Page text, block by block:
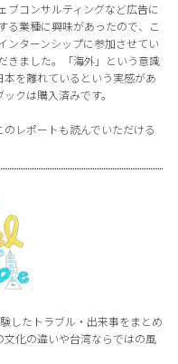
ブコンサルティングなど広告に
る業種に興味があったので、こ
ンターンシップに参加させてい
きました。「海外」という意識
を離れているという実感があ
クは購入済みです。
レポートも読んでいただける
したトラブル・出来事をまとめ
化の違いや台湾ならではの風